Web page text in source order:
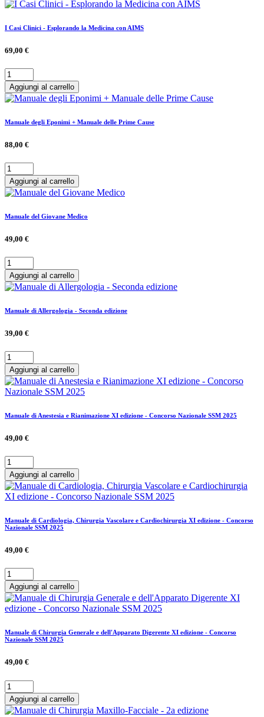
I Casi Clinici - Esplorando la Medicina con AIMS
69,00 €
Aggiungi al carrello
Manuale degli Eponimi + Manuale delle Prime Cause
88,00 €
Aggiungi al carrello
Manuale del Giovane Medico
49,00 €
Aggiungi al carrello
Manuale di Allergologia - Seconda edizione
39,00 €
Aggiungi al carrello
Manuale di Anestesia e Rianimazione XI edizione - Concorso Nazionale SSM 2025
49,00 €
Aggiungi al carrello
Manuale di Cardiologia, Chirurgia Vascolare e Cardiochirurgia XI edizione - Concorso
Nazionale SSM 2025
49,00 €
Aggiungi al carrello
Manuale di Chirurgia Generale e dell'Apparato Digerente XI edizione - Concorso
Nazionale SSM 2025
49,00 €
Aggiungi al carrello